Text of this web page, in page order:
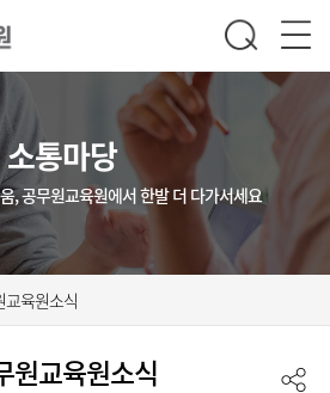
소통마당
, 공무원교육원에서 한발 더 다가서세요
교육원소식
원교육원소식